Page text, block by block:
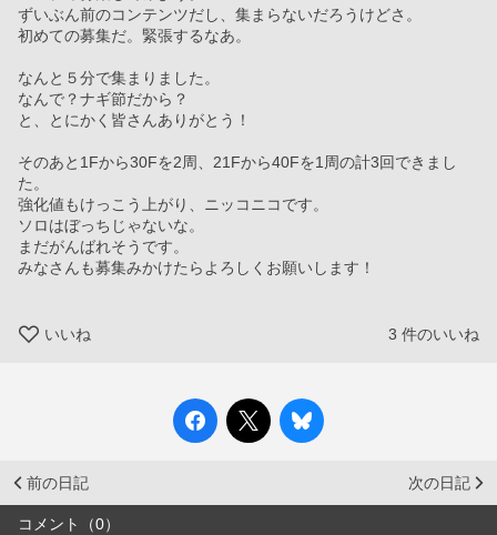
ずいぶん前のコンテンツだし、集まらないだろうけどさ。
初めての募集だ。緊張するなあ。
なんと５分で集まりました。
なんで？ナギ節だから？
と、とにかく皆さんありがとう！
そのあと1Fから30Fを2周、21Fから40Fを1周の計3回できまし
た。
強化値もけっこう上がり、ニッコニコです。
ソロはぼっちじゃないな。
まだがんばれそうです。
みなさんも募集みかけたらよろしくお願いします！
いいね 3 件のいいね
前の日記 次の日記
コメント（0）